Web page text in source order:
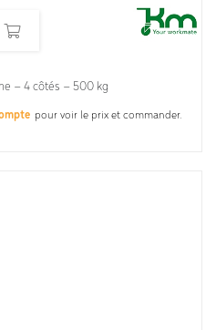
– 4 côtés – 500 kg
pour voir le prix et commander.